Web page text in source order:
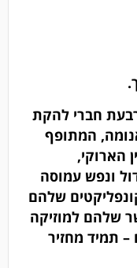
חברי להקת
המתופף
הארוקי,
ונפש עמוסה
שלהם
שלהם למוזיקה
תמיד מחזיר